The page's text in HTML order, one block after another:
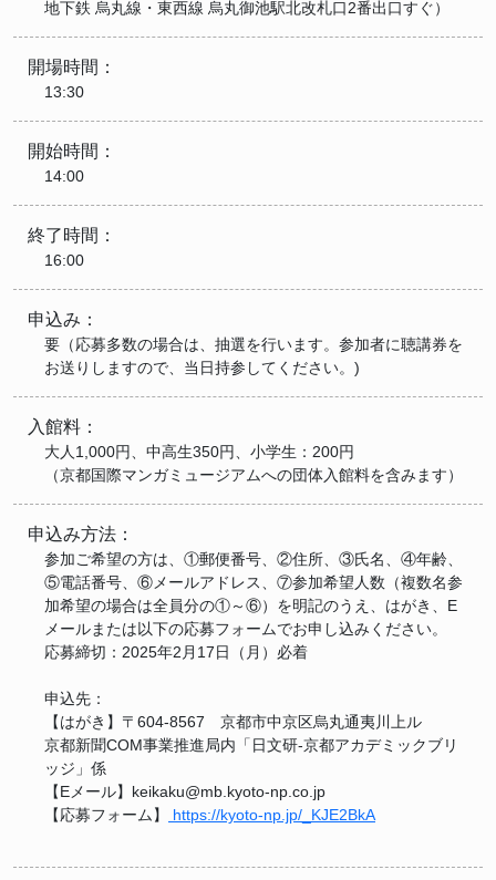
地下鉄 烏丸線・東西線 烏丸御池駅北改札口2番出口すぐ）
開場時間：
13:30
開始時間：
14:00
終了時間：
16:00
申込み：
要（応募多数の場合は、抽選を行います。参加者に聴講券を
お送りしますので、当日持参してください。)
入館料：
大人1,000円、中高生350円、小学生：200円
（京都国際マンガミュージアムへの団体入館料を含みます）
申込み方法：
参加ご希望の方は、①郵便番号、②住所、③氏名、④年齢、
⑤電話番号、⑥メールアドレス、⑦参加希望人数（複数名参
加希望の場合は全員分の①～⑥）を明記のうえ、はがき、E
メールまたは以下の応募フォームでお申し込みください。
応募締切：2025年2月17日（月）必着
申込先：
【はがき】〒604-8567 京都市中京区烏丸通夷川上ル
京都新聞COM事業推進局内「日文研-京都アカデミックブリ
ッジ」係
【Eメール】keikaku@mb.kyoto-np.co.jp
【応募フォーム】
https://kyoto-np.jp/_KJE2BkA